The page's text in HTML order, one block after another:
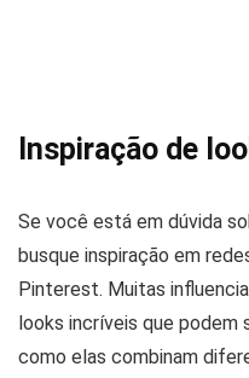
Inspiração de
Se você está em dúvida
busque inspiração em
Pinterest. Muitas
looks incríveis que podem
como elas combinam